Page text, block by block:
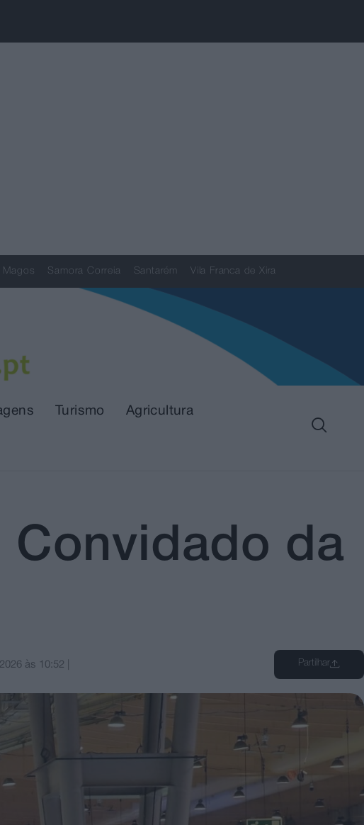
Magos Samora Correia Santarém Vila Franca de Xira
Turismo Agricultura
Convidado da
às 10:52 Partilhar